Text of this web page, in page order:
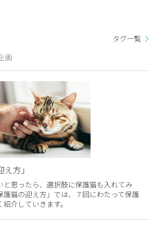
タグ一覧
画
方」
と思ったら、選択肢に保護猫も入れてみ
護猫の迎え方」では、７回にわたって保護
介していきます。